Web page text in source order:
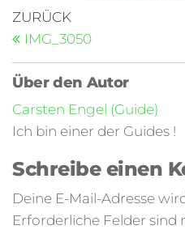
ZURÜCK
IMG_3050
Über den Autor
Carsten Engel (Guide)
Ich bin einer der Guides !
Schreibe einen
Deine E-Mail-Adresse
Erforderliche Felder sind